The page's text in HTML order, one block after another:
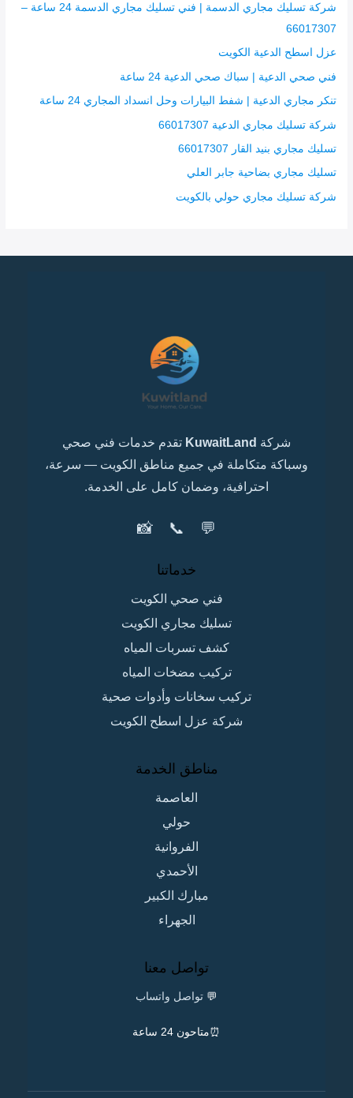
شركة تسليك مجاري الدسمة | فني تسليك مجاري الدسمة 24 ساعة –
66017307
عزل اسطح الدعية الكويت
فني صحي الدعية | سباك صحي الدعية 24 ساعة
تنكر مجاري الدعية | شفط البيارات وحل انسداد المجاري 24 ساعة
شركة تسليك مجاري الدعية 66017307
تسليك مجاري بنيد القار 66017307
تسليك مجاري بضاحية جابر العلي
شركة تسليك مجاري حولي بالكويت
شركة KuwaitLand تقدم خدمات فني صحي
وسباكة متكاملة في جميع مناطق الكويت — سرعة،
احترافية، وضمان كامل على الخدمة.
💬
📞
📸
خدماتنا
فني صحي الكويت
تسليك مجاري الكويت
كشف تسربات المياه
تركيب مضخات المياه
تركيب سخانات وأدوات صحية
شركة عزل اسطح الكويت
مناطق الخدمة
العاصمة
حولي
الفروانية
الأحمدي
مبارك الكبير
الجهراء
تواصل معنا
💬 تواصل واتساب
⏰متاحون 24 ساعة